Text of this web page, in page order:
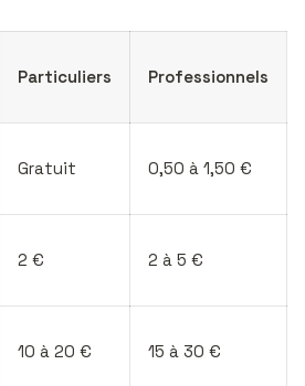
Particuliers Professionnels
Gratuit 0,50 à 1,50 €
2 € 2 à 5 €
10 à 20 € 15 à 30 €